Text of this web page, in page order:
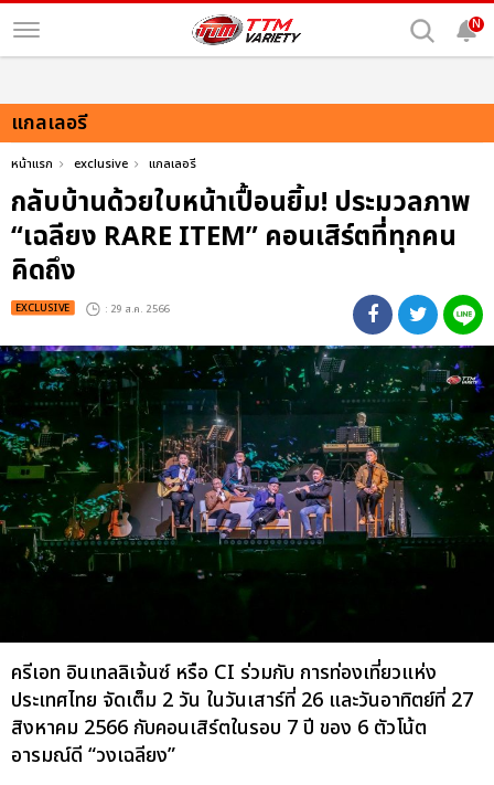
N
แกลเลอรี
หน้าแรก exclusive แกลเลอรี
กลับบ้านด้วยใบหน้าเปื้อนยิ้ม! ประมวลภาพ
“เฉลียง RARE ITEM” คอนเสิร์ตที่ทุกคน
คิดถึง
EXCLUSIVE : 29 ส.ค. 2566
ครีเอท อินเทลลิเจ้นซ์ หรือ CI ร่วมกับ การท่องเที่ยวแห่ง
ประเทศไทย จัดเต็ม 2 วัน ในวันเสาร์ที่ 26 และวันอาทิตย์ที่ 27
สิงหาคม 2566 กับคอนเสิร์ตในรอบ 7 ปี ของ 6 ตัวโน้ต
อารมณ์ดี “วงเฉลียง”